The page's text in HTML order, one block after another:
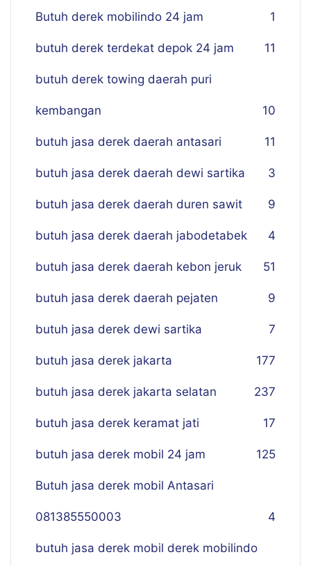
Butuh derek mobilindo 24 jam 1
butuh derek terdekat depok 24 jam 11
butuh derek towing daerah puri
kembangan 10
butuh jasa derek daerah antasari 11
butuh jasa derek daerah dewi sartika 3
butuh jasa derek daerah duren sawit 9
butuh jasa derek daerah jabodetabek 4
butuh jasa derek daerah kebon jeruk 51
butuh jasa derek daerah pejaten 9
butuh jasa derek dewi sartika 7
butuh jasa derek jakarta 177
butuh jasa derek jakarta selatan 237
butuh jasa derek keramat jati 17
butuh jasa derek mobil 24 jam 125
Butuh jasa derek mobil Antasari
081385550003 4
butuh jasa derek mobil derek mobilindo